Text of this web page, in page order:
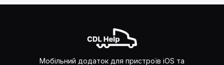
Мобільний додаток для пристроїв iOS та